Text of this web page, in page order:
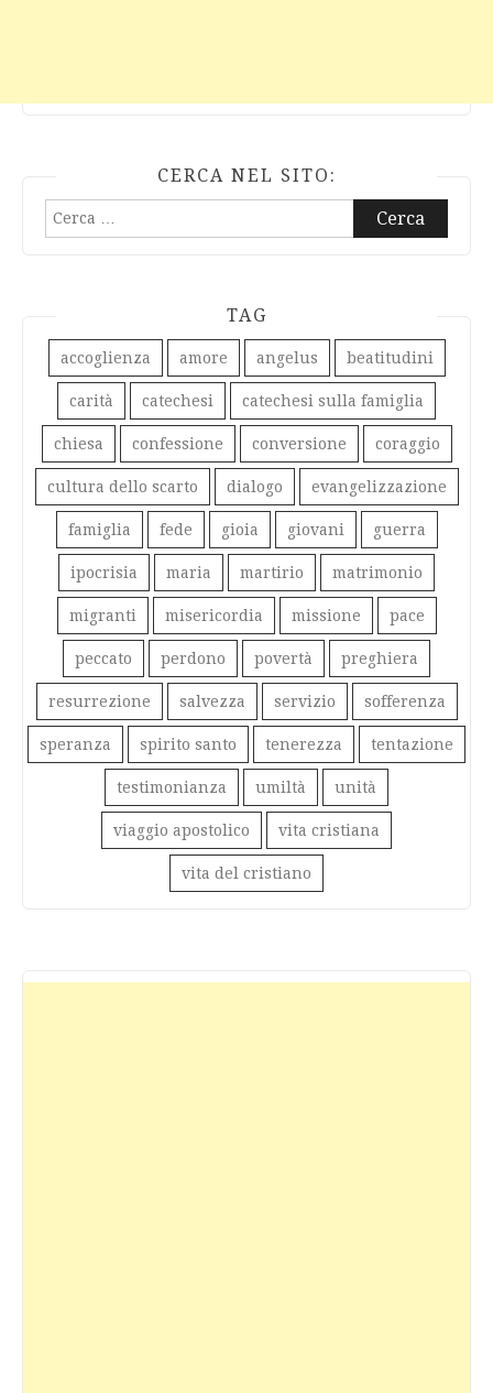
CERCA NEL SITO:
Ricerca
per:
TAG
accoglienza amore angelus beatitudini
carità catechesi catechesi sulla famiglia
chiesa confessione conversione coraggio
cultura dello scarto dialogo evangelizzazione
famiglia fede gioia giovani guerra
ipocrisia maria martirio matrimonio
migranti misericordia missione pace
peccato perdono povertà preghiera
resurrezione salvezza servizio sofferenza
speranza spirito santo tenerezza tentazione
testimonianza umiltà unità
viaggio apostolico vita cristiana
vita del cristiano